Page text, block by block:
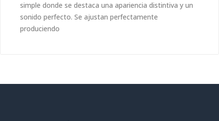
simple donde se destaca una apariencia distintiva y un
sonido perfecto. Se ajustan perfectamente
produciendo